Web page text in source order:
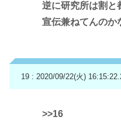
逆に研究所は割と
宣伝兼ねてんのか
19 : 2020/09/22(火)
>>16